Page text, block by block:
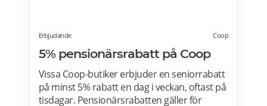
Erbjudande Coop
5% pensionärsrabatt på Coop
Vissa Coop-butiker erbjuder en seniorrabatt
på minst 5% rabatt en dag i veckan, oftast på
tisdagar. Pensionärsrabatten gäller för